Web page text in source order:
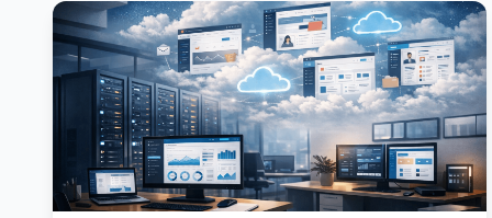
работы, риски безопасности, постоянные
обновления, вирусы и вопросы
лицензирования программного
обеспечения.